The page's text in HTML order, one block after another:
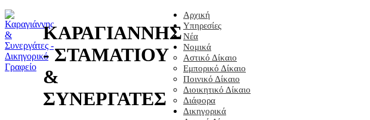
ΚΑΡΑΓΙΑΝΝΗΣ
- ΣΤΑΜΑΤΙΟΥ
&
ΣΥΝΕΡΓΑΤΕΣ
Αρχική
Υπηρεσίες
Νέα
Νομικά
Αστικό Δίκαιο
Εμπορικό Δίκαιο
Ποινικό Δίκαιο
Διοικητικό Δίκαιο
Διάφορα
Δικηγορικά